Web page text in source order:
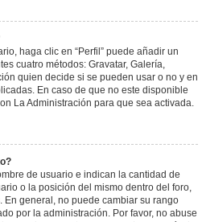
haga clic en “Perfil” puede añadir un
cuatro métodos: Gravatar, Galería,
quien decide si se pueden usar o no y en
En caso de que no este disponible
La Administración para que sea activada.
de usuario e indican la cantidad de
o la posición del mismo dentro del foro,
En general, no puede cambiar su rango
por la administración. Por favor, no abuse